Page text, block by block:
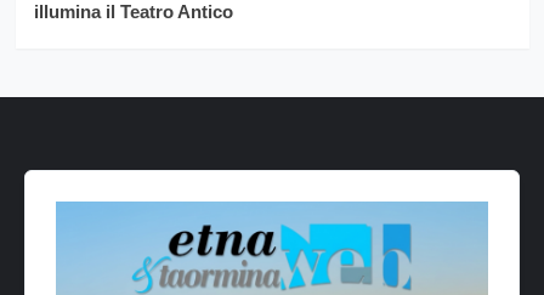
illumina il Teatro Antico